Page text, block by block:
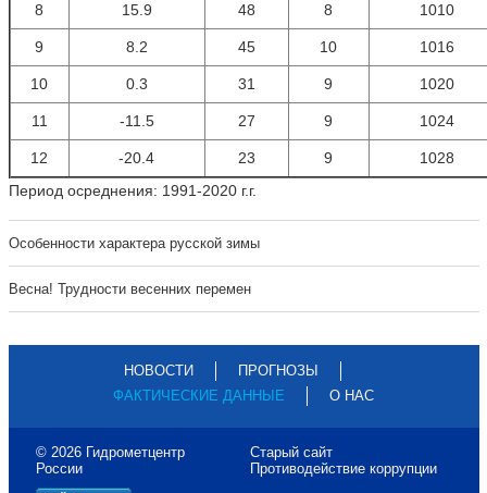
8 15.9 48 8 1010
9 8.2 45 10 1016
10 0.3 31 9 1020
11 -11.5 27 9 1024
12 -20.4 23 9
1028
Период осреднения: 1991-2020 г.г.
Особенности характера русской зимы
Весна! Трудности весенних перемен
НОВОСТИ
ПРОГНОЗЫ
ФАКТИЧЕСКИЕ ДАННЫЕ
О НАС
© 2026 Гидрометцентр
России
Старый сайт
Противодействие коррупции